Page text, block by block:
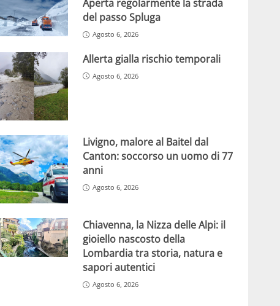
Aperta regolarmente la strada
del passo Spluga
Agosto 6, 2026
Allerta gialla rischio temporali
Agosto 6, 2026
Livigno, malore al Baitel dal
Canton: soccorso un uomo di 77
anni
Agosto 6, 2026
Chiavenna, la Nizza delle Alpi: il
gioiello nascosto della
Lombardia tra storia, natura e
sapori autentici
Agosto 6, 2026